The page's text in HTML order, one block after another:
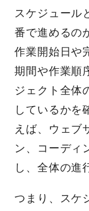
スケジュール
番で進めるの
作業開始日や
期間や作業順
ジェクト全体
しているかを
えば、ウェブ
ン、コーディ
し、全体の進
つまり、スケ